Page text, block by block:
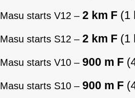
Masu starts V12 – 2 km F (1
Masu starts S12 – 2 km F (1
Masu starts V10 – 900 m F
Masu starts S10 – 900 m F